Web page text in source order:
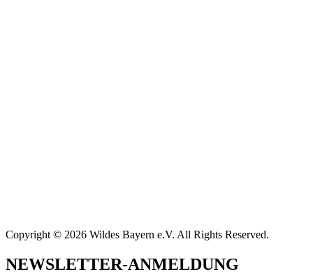
Copyright © 2026 Wildes Bayern e.V. All Rights Reserved.
NEWSLETTER-ANMELDUNG